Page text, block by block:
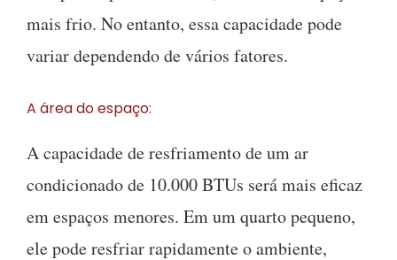
mais frio. No entanto, essa capacidade pode
variar dependendo de vários fatores.
A área do espaço:
A capacidade de resfriamento de um ar
condicionado de 10.000 BTUs será mais eficaz
em espaços menores. Em um quarto pequeno,
ele pode resfriar rapidamente o ambiente,